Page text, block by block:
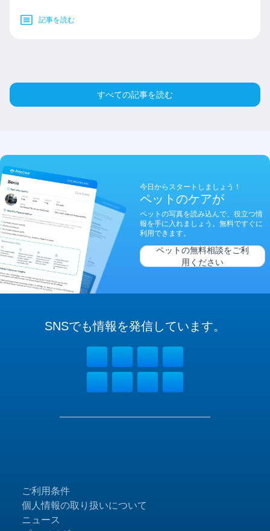
記事を読む
すべての記事を読む
今日からスタートしましょう！
ペットのケアが
ペットの写真を読み込んで、役立つ情
報を手に入れましょう。無料ですぐに
利用できます。
ペットの無料相談をご利
用ください
ご利用条件
個人情報の取り扱いについて
ニュース
SNSでも情報を発信しています。